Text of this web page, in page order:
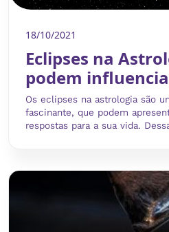
18/10/2021
Eclipses na
podem
Os eclipses na astrologia são
fascinante, que podem
respostas para a sua vida.